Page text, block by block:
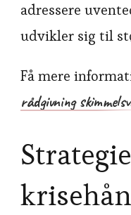
adressere
udvikler sig til
Få mere
rådgivning